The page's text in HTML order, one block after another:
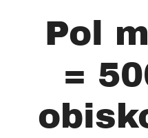
Pol
=